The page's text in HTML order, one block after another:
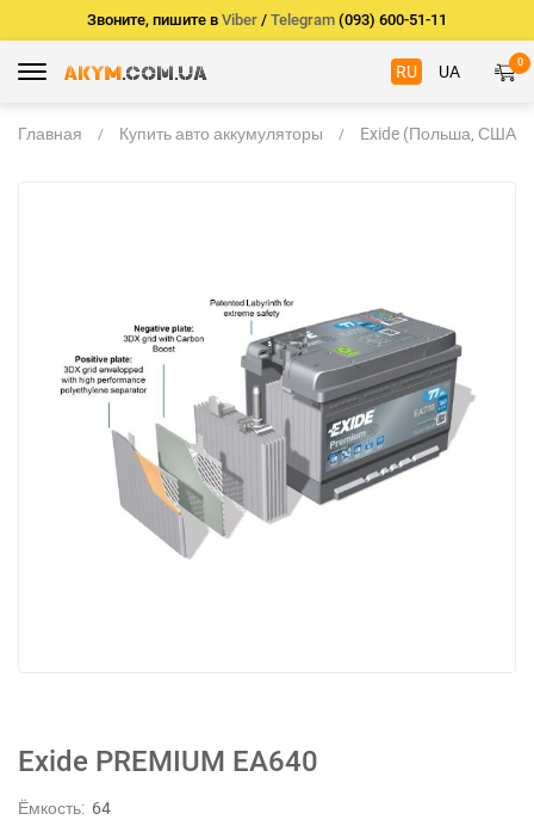
Звоните, пишите в Viber / Telegram (093) 600-51-11
RU UA 0
Главная Купить авто аккумуляторы Exide (Польша, США)
Exide PREMIUM EA640
Ёмкость: 64